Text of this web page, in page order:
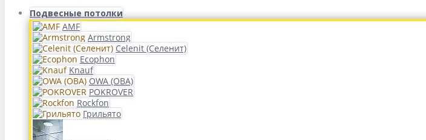
Подвесные потолки
AMF
Armstrong
Celenit (Селенит)
Ecophon
Knauf
OWA (ОВА)
POKROVER
Rockfon
Грильято